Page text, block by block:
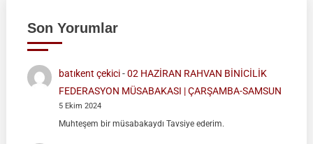
Son Yorumlar
batıkent çekici-02 HAZİRAN RAHVAN BİNİCİLİK
FEDERASYON MÜSABAKASI | ÇARŞAMBA-SAMSUN
5 Ekim 2024
Muhteşem bir müsabakaydı Tavsiye ederim.